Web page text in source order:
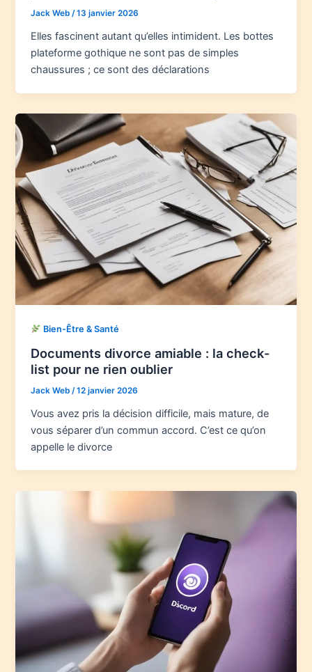
Jack Web/13 janvier 2026
Elles fascinent autant qu’elles intimident. Les bottes
plateforme gothique ne sont pas de simples
chaussures ; ce sont des déclarations
Bien-Être & Santé
Documents divorce amiable : la check-
list pour ne rien oublier
Jack Web /12 janvier 2026
Vous avez pris la décision difficile, mais mature, de
vous séparer d’un commun accord. C’est ce qu’on
appelle le divorce